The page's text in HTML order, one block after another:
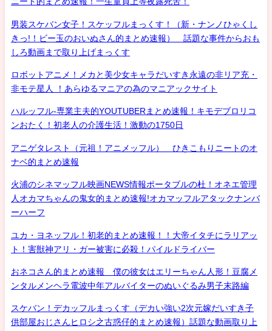
男装スケバン女子！スケッフルまっくす！（新・ナンノひゃくし
きっ!！ビー玉のおいぬさん的まとめ速報） 話題な事件からおも
しろ動画まで取り上げまっくす
ロボットアニメ！メカと美少女キャラだいすき永遠の非リア充・
非モテ星人 ！あらゆるマニアの為のマニアックサイト
ハルッフル-専業主夫的YOUTUBERまとめ速報！キモデブロリコ
ンおたく！初老人の介護生活！激動の1750日
アニゲタレスト（元祖！アニメッフル） ひきこもりニートのオ
ナベ的まとめ速報
火浦のシネマッフル映画NEWS情報ポータブルの杜！オネエ管理
人オカマちゃんの鬼女的まとめ速報!オカマッフルアタックナンバ
ーハーフ
ユカ・ヨネッフル！初老的まとめ速報！！大帝イタチにラリアッ
ト！害獣神アリ・ガー被害に必殺！パイルドライバー
おネコさん的まとめ速報 僕の彼女はエリーちゃん人形！豆腐メ
ンタルメンヘラ電波中年アルバイターのぬいぐるみ男子末路編
スケバン！デカッフルまっくす（デカい強い2次元嫁だいすき子
供部屋おじさんヒロシ之古惑仔的まとめ速報）話題な動画取り上